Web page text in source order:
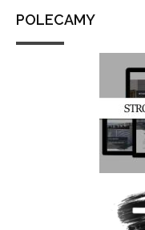
POLECAMY